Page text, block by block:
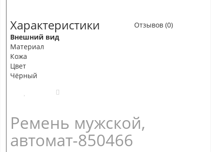
Характеристики
Отзывов (0)
Внешний вид
Материал
Кожа
Цвет
Чёрный
Ремень мужской,
автомат-850466